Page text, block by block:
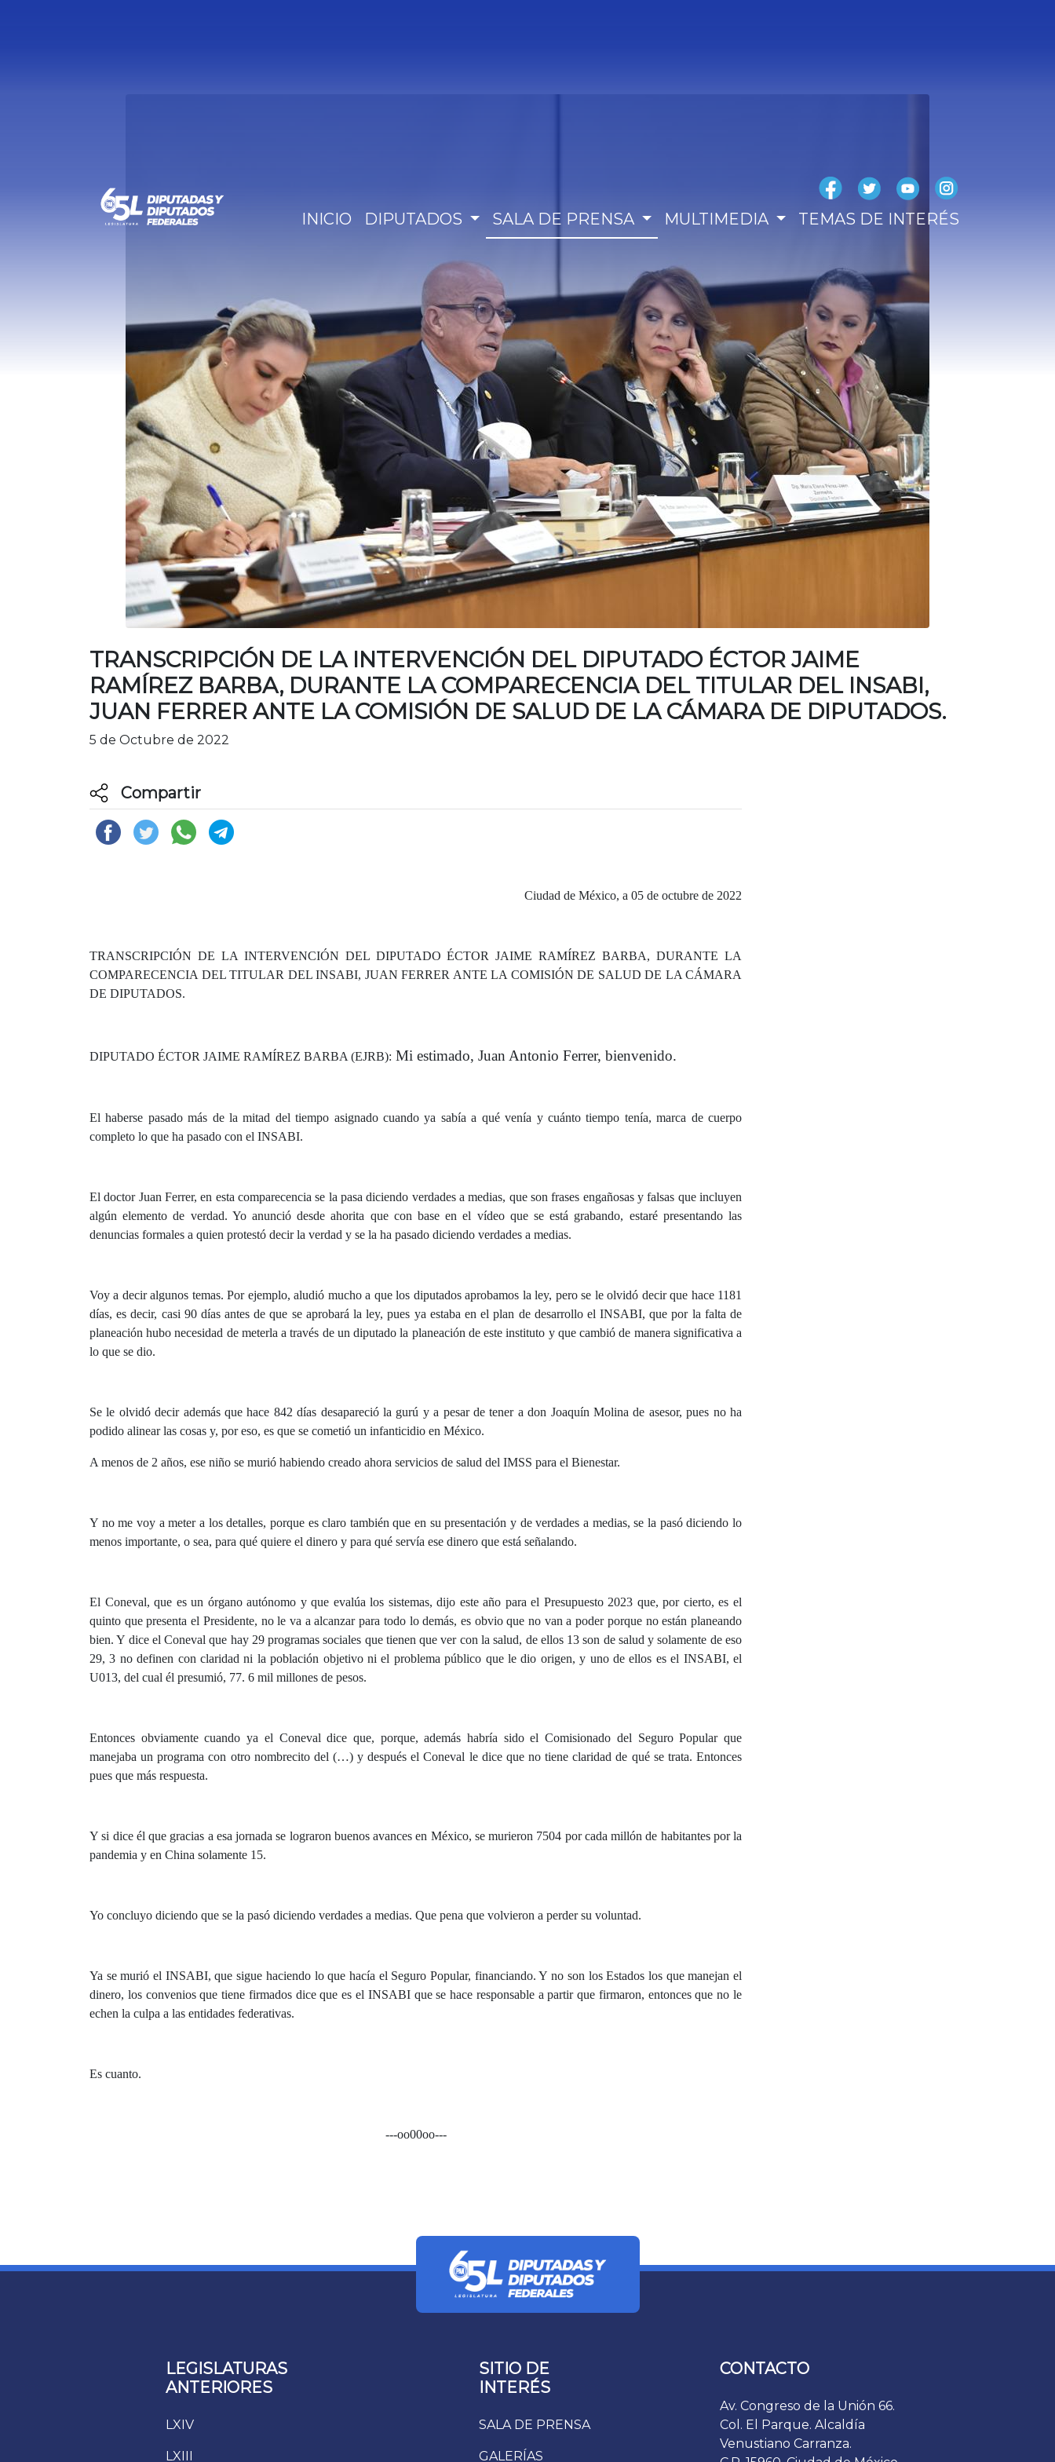
INICIO DIPUTADOS SALA DE PRENSA MULTIMEDIA TEMAS DE INTERÉS
TRANSCRIPCIÓN DE LA INTERVENCIÓN DEL DIPUTADO ÉCTOR JAIME
RAMÍREZ BARBA, DURANTE LA COMPARECENCIA DEL TITULAR DEL INSABI,
JUAN FERRER ANTE LA COMISIÓN DE SALUD DE LA CÁMARA DE DIPUTADOS.
5 de Octubre de 2022
Compartir
Ciudad de México, a 05 de octubre de 2022
TRANSCRIPCIÓN DE LA INTERVENCIÓN DEL DIPUTADO ÉCTOR JAIME RAMÍREZ BARBA, DURANTE LA
COMPARECENCIA DEL TITULAR DEL INSABI, JUAN FERRER ANTE LA COMISIÓN DE SALUD DE LA CÁMARA
DE DIPUTADOS.
DIPUTADO ÉCTOR JAIME RAMÍREZ BARBA (EJRB): Mi estimado, Juan Antonio Ferrer, bienvenido.
El haberse pasado más de la mitad del tiempo asignado cuando ya sabía a qué venía y cuánto tiempo tenía, marca de cuerpo
completo lo que ha pasado con el INSABI.
El doctor Juan Ferrer, en esta comparecencia se la pasa diciendo verdades a medias, que son frases engañosas y falsas que incluyen
algún elemento de verdad. Yo anunció desde ahorita que con base en el vídeo que se está grabando, estaré presentando las
denuncias formales a quien protestó decir la verdad y se la ha pasado diciendo verdades a medias.
Voy a decir algunos temas. Por ejemplo, aludió mucho a que los diputados aprobamos la ley, pero se le olvidó decir que hace 1181
días, es decir, casi 90 días antes de que se aprobará la ley, pues ya estaba en el plan de desarrollo el INSABI, que por la falta de
planeación hubo necesidad de meterla a través de un diputado la planeación de este instituto y que cambió de manera significativa a
lo que se dio.
Se le olvidó decir además que hace 842 días desapareció la gurú y a pesar de tener a don Joaquín Molina de asesor, pues no ha
podido alinear las cosas y, por eso, es que se cometió un infanticidio en México.
A menos de 2 años, ese niño se murió habiendo creado ahora servicios de salud del IMSS para el Bienestar.
Y no me voy a meter a los detalles, porque es claro también que en su presentación y de verdades a medias, se la pasó diciendo lo
menos importante, o sea, para qué quiere el dinero y para qué servía ese dinero que está señalando.
El Coneval, que es un órgano autónomo y que evalúa los sistemas, dijo este año para el Presupuesto 2023 que, por cierto, es el
quinto que presenta el Presidente, no le va a alcanzar para todo lo demás, es obvio que no van a poder porque no están planeando
bien. Y dice el Coneval que hay 29 programas sociales que tienen que ver con la salud, de ellos 13 son de salud y solamente de eso
29, 3 no definen con claridad ni la población objetivo ni el problema público que le dio origen, y uno de ellos es el INSABI, el
U013, del cual él presumió, 77. 6 mil millones de pesos.
Entonces obviamente cuando ya el Coneval dice que, porque, además habría sido el Comisionado del Seguro Popular que
manejaba un programa con otro nombrecito del (…) y después el Coneval le dice que no tiene claridad de qué se trata. Entonces
pues que más respuesta.
Y si dice él que gracias a esa jornada se lograron buenos avances en México, se murieron 7504 por cada millón de habitantes por la
pandemia y en China solamente 15.
Yo concluyo diciendo que se la pasó diciendo verdades a medias. Que pena que volvieron a perder su voluntad.
Ya se murió el INSABI, que sigue haciendo lo que hacía el Seguro Popular, financiando. Y no son los Estados los que manejan el
dinero, los convenios que tiene firmados dice que es el INSABI que se hace responsable a partir que firmaron, entonces que no le
echen la culpa a las entidades federativas.
Es cuanto.
---oo00oo---
LEGISLATURAS
ANTERIORES
LXIV
LXIII
SITIO DE
INTERÉS
SALA DE PRENSA
GALERÍAS
CONTACTO
Av. Congreso de la Unión 66.
Col. El Parque. Alcaldía
Venustiano Carranza.